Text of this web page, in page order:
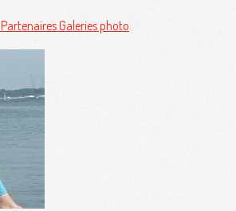
PartenairesGaleries photo